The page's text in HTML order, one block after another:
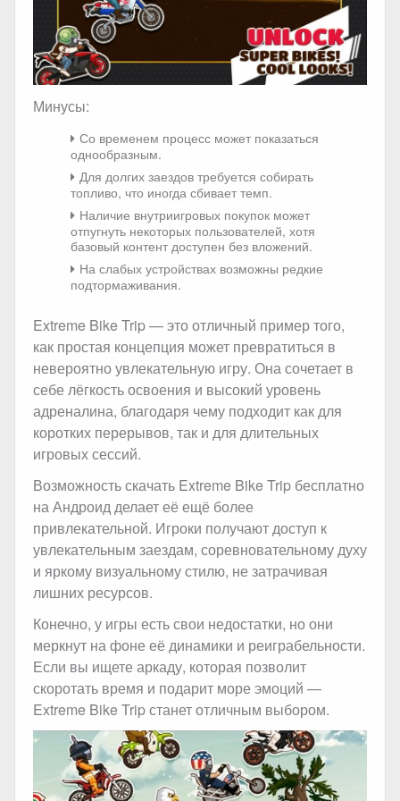
Минусы:
Со временем процесс может показаться
однообразным.
Для долгих заездов требуется собирать
топливо, что иногда сбивает темп.
Наличие внутриигровых покупок может
отпугнуть некоторых пользователей, хотя
базовый контент доступен без вложений.
На слабых устройствах возможны редкие
подтормаживания.
Extreme Bike Trip — это отличный пример того,
как простая концепция может превратиться в
невероятно увлекательную игру. Она сочетает в
себе лёгкость освоения и высокий уровень
адреналина, благодаря чему подходит как для
коротких перерывов, так и для длительных
игровых сессий.
Возможность скачать Extreme Bike Trip бесплатно
на Андроид делает её ещё более
привлекательной. Игроки получают доступ к
увлекательным заездам, соревновательному духу
и яркому визуальному стилю, не затрачивая
лишних ресурсов.
Конечно, у игры есть свои недостатки, но они
меркнут на фоне её динамики и реиграбельности.
Если вы ищете аркаду, которая позволит
скоротать время и подарит море эмоций —
Extreme Bike Trip станет отличным выбором.